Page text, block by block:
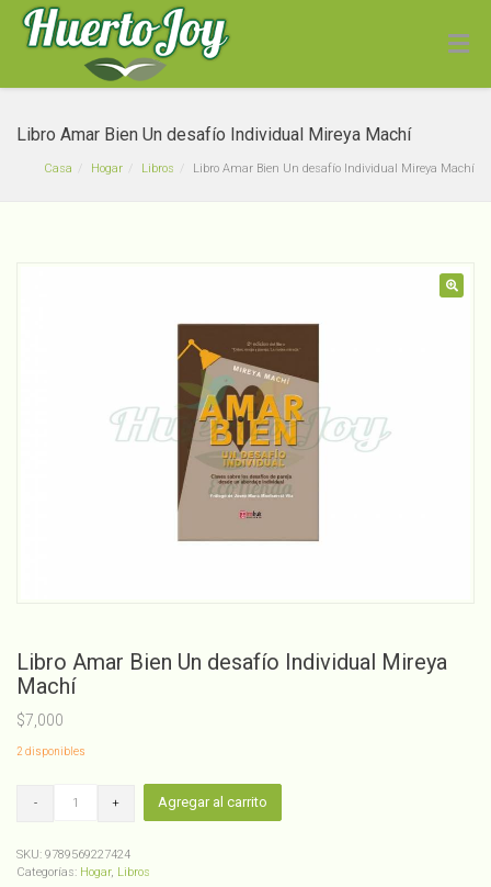
Libro Amar Bien Un desafío Individual Mireya Machí
Casa Hogar Libros Libro Amar Bien Un desafío Individual Mireya Machí
Libro Amar Bien Un desafío Individual Mireya
Machí
$7,000
2 disponibles
Un
desafío
Agregar al carrito
SKU: 9789569227424
Categorías: Hogar, Libros
Kilo
$3,690
+ ADD